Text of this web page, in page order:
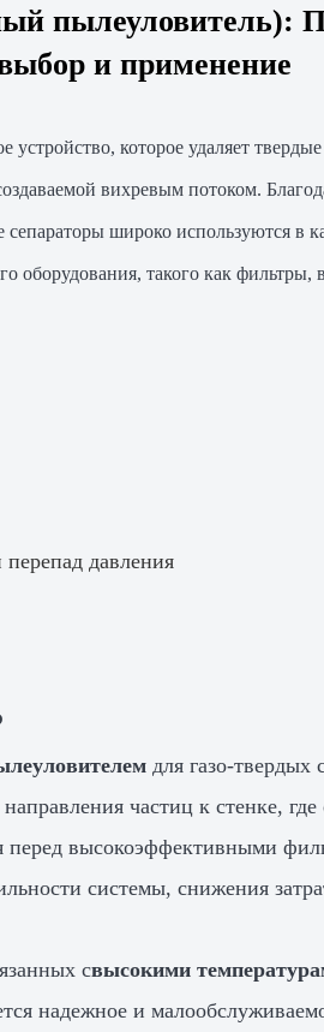
пылеуловитель):
и применение
устройство, которое удаляет
вихревым потоком.
широко используются в
такого как фильтры,
давления
для газо-твердых
частиц к стенке,
перед высокоэффективными
системы, снижения
свысокими
надежное и